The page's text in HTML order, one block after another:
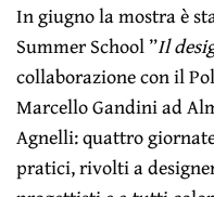
In giugno la mostra è
Summer School ”Il
collaborazione con il
Marcello Gandini ad
Agnelli: quattro
pratici, rivolti a